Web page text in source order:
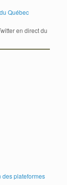
Québec
en direct du
des plateformes